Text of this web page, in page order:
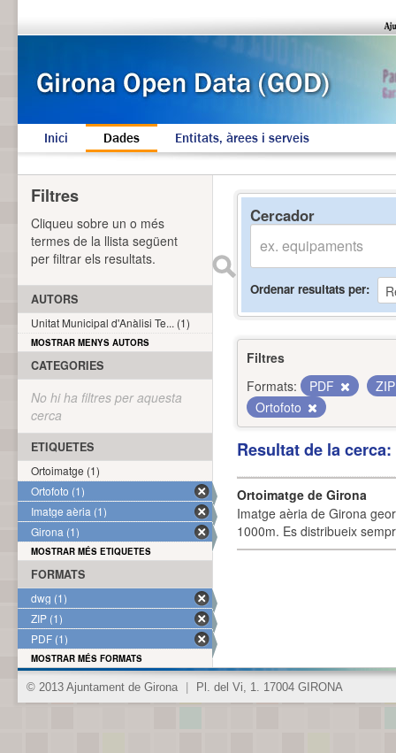
Inici Dades Entitats, àrees i serveis
Cercador
Ordenar resultats per
Filtres
Formats:
PDF
Ortofoto
Resultat de la
Ortoimatge de Girona
Imatge aèria de Girona
1000m. Es distribueix
Filtres
Cliqueu sobre un o més
termes de la llista següent
per filtrar els resultats.
AUTORS
Unitat Municipal d'Anàlisi Te... (1)
MOSTRAR MENYS AUTORS
CATEGORIES
No hi ha filtres per aquesta
cerca
ETIQUETES
Ortoimatge (1)
Ortofoto (1)
Imatge aèria (1)
Girona (1)
MOSTRAR MÉS ETIQUETES
FORMATS
dwg (1)
ZIP (1)
PDF (1)
MOSTRAR MÉS FORMATS
© 2013 Ajuntament de Girona Pl. del Vi, 1. 17004 GIRONA